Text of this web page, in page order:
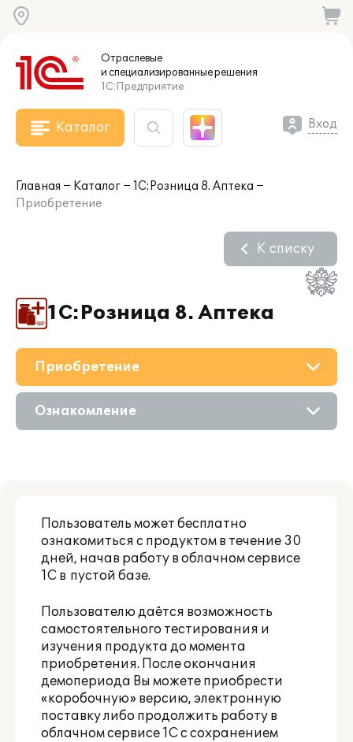
Отраслевые
и специализированныерешения
1С:Предприятие
Каталог Вход
Главная Каталог
1С:Розница 8. Аптека
Приобретение
1С:Розница 8. Аптека
К списку
О решении
Приобретение
Партнерам
Приобретение у партнера
Аренда продукта
Ознакомление
Пользователь может бесплатно
ознакомиться с продуктом в течение 30
дней, начав работу в облачном сервисе
1С в пустой базе.
Пользователю даётся возможность
самостоятельного тестирования и
изучения продукта до момента
приобретения. После окончания
демопериода Вы можете приобрести
«коробочную» версию, электронную
поставку либо продолжить работу в
облачном сервисе 1С с сохранением